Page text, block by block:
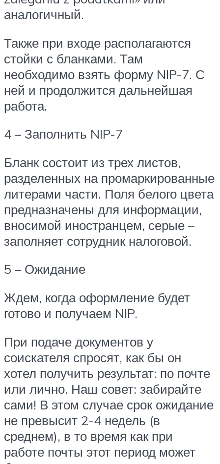
аналогичный.
Также при входе располагаются
стойки с бланками. Там
необходимо взять форму NIP-7. С
ней и продолжится дальнейшая
работа.
4 – Заполнить NIP-7
Бланк состоит из трех листов,
разделенных на промаркированные
литерами части. Поля белого цвета
предназначены для информации,
вносимой иностранцем, серые –
заполняет сотрудник налоговой.
5 – Ожидание
Ждем, когда оформление будет
готово и получаем NIP.
При подаче документов у
соискателя спросят, как бы он
хотел получить результат: по почте
или лично. Наш совет: забирайте
сами! В этом случае срок ожидание
не превысит 2-4 недель (в
среднем), в то время как при
работе почты этот период может